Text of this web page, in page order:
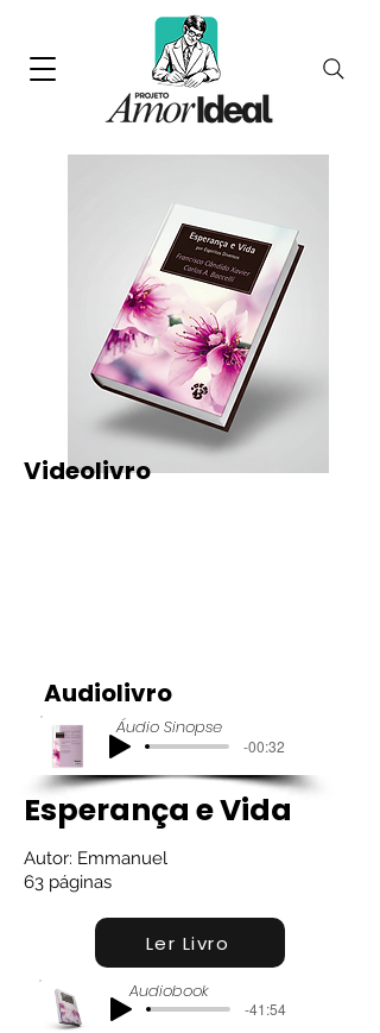
Videolivro
Audiolivro
-00:32
Áudio Sinopse
Esperança e Vida
Autor: Emmanuel
63 páginas
Ler Livro
-41:54
Audiobook